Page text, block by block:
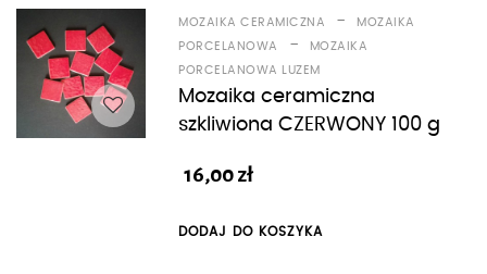
MOZAIKA CERAMICZNA -
MOZAIKA
PORCELANOWA
-
MOZAIKA
PORCELANOWA LUZEM
Mozaika ceramiczna
szkliwiona CZERWONY 100 g
16,00zł
DODAJ DO KOSZYKA